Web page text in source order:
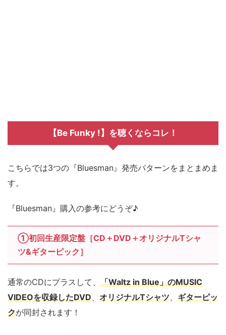
【Be Funky !】を聴くならコレ！
こちらでは3つの『Bluesman』発売パターンをまとまめま
す。
『Bluesman』購入の参考にどうぞ♪
①初回生産限定盤［CD＋DVD＋オリジナルTシャ
ツ&ギターピック］
通常のCDにプラスして、 「Waltz in Blue」のMUSIC
VIDEOを収録したDVD
オリジナルTシャツ
ギターピッ
クが同封されます！